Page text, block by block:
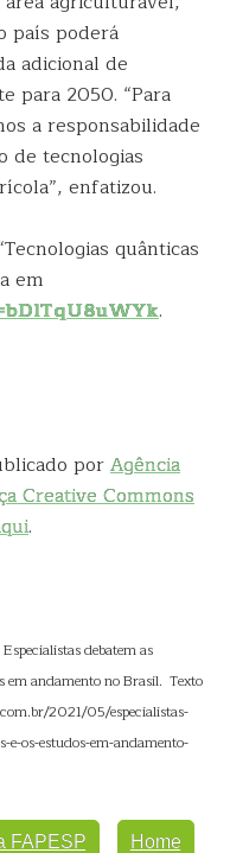
país poderá
adicional de
para 2050. “Para
a responsabilidade
de tecnologias
enfatizou.
quânticas
em
.
porAgência
Creative Commons
.
debatem as
em andamento no Brasil. Texto
2021/05/especialistas-
e-os-estudos-em-andamento-
FAPESP Home